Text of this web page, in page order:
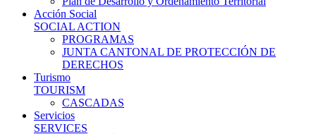
Acción Social
SOCIAL ACTION
PROGRAMAS
JUNTA CANTONAL DE PROTECCIÓN DE
DERECHOS
Turismo
TOURISM
CASCADAS
Servicios
SERVICES